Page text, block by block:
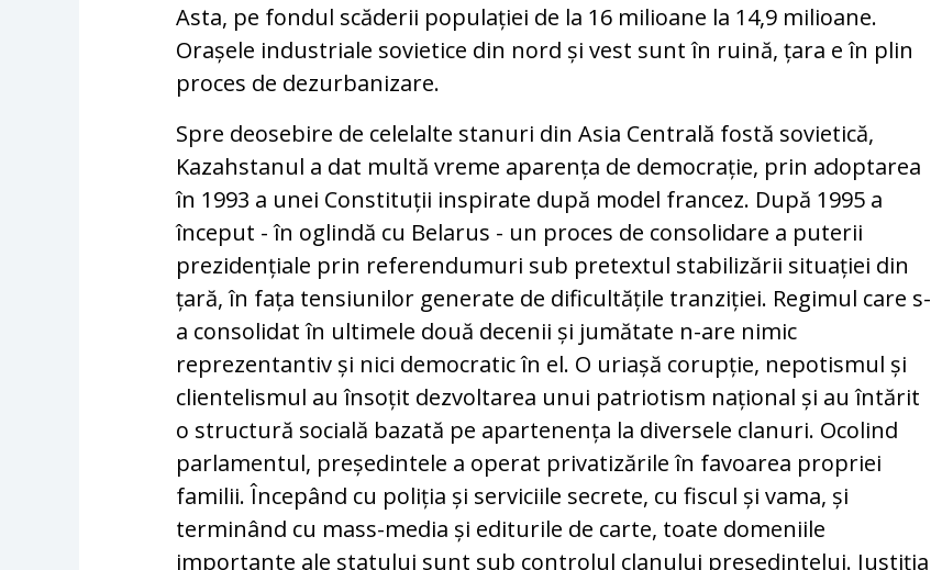
Asta, pe fondul scăderii populației de la 16 milioane la 14,9 milioane.
Orașele industriale sovietice din nord și vest sunt în ruină, țara e în plin
proces de dezurbanizare.
Spre deosebire de celelalte stanuri din Asia Centrală fostă sovietică,
Kazahstanul a dat multă vreme aparența de democrație, prin adoptarea
în 1993 a unei Constituții inspirate după model francez. După 1995 a
început - în oglindă cu Belarus - un proces de consolidare a puterii
prezidențiale prin referendumuri sub pretextul stabilizării situației din
țară, în fața tensiunilor generate de dificultățile tranziției. Regimul care s-
a consolidat în ultimele două decenii și jumătate n-are nimic
reprezentantiv și nici democratic în el. O uriașă corupție, nepotismul și
clientelismul au însoțit dezvoltarea unui patriotism național și au întărit
o structură socială bazată pe apartenența la diversele clanuri. Ocolind
parlamentul, președintele a operat privatizările în favoarea propriei
familii. Începând cu poliția și serviciile secrete, cu fiscul și vama, și
terminând cu mass-media și editurile de carte, toate domeniile
importante ale statului sunt sub controlul clanului președintelui. Justiția